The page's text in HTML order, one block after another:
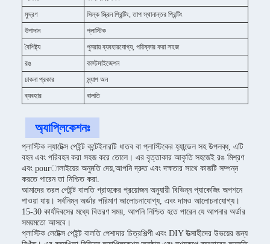
মুদ্রণ
সিল্ক স্ক্রিন প্রিন্টিং, তাপ স্থানান্তর প্রিন্টিং
উপাদান
প্লাস্টিক
বৈশিষ্ট্য
পুনরায় ব্যবহারযোগ্য, পরিষ্কার করা সহজ
রঙ
কাস্টমাইজেশন
ঢাকনা প্রকার
স্ন্যাপ অন
ব্যবহার
বালতি
অ্যাপ্লিকেশনঃ
প্লাস্টিক ল্যাটেক্স পেইন্ট কন্টেইনারটি ধাতব বা প্লাস্টিকের হ্যান্ডেল সহ উপলব্ধ, এটি
বহন এবং পরিবহন করা সহজ করে তোলে। এর বৃত্তাকার আকৃতি সহজেই রঙ মিশ্রণ
এবং pourালাইয়ের অনুমতি দেয়,আপনি দ্রুত এবং দক্ষতার সাথে কাজটি সম্পন্ন
করতে পারেন তা নিশ্চিত করা.
আমাদের তরল পেইন্ট বালতি গ্রাহকের প্রয়োজন অনুযায়ী বিভিন্ন প্যাকেজিং অপশনে
পাওয়া যায়। সর্বনিম্ন অর্ডার পরিমাণ আলোচনাযোগ্য, এবং দামও আলোচনাযোগ্য।
15-30 কার্যদিবসের মধ্যে বিতরণ সময়, আপনি নিশ্চিত হতে পারেন যে আপনার অর্ডার
সময়মতো আসবে।
প্লাস্টিক লেটেক্স পেইন্ট বালতি পেশাদার চিত্রশিল্পী এবং DIY উত্সাহীদের উভয়ের জন্য